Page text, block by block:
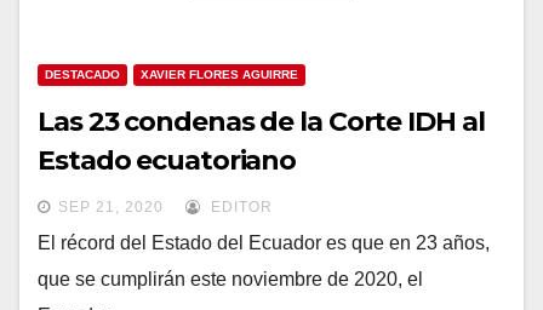
DESTACADO XAVIER FLORES AGUIRRE
Las 23 condenas de la Corte IDH al
Estado ecuatoriano
SEP 21, 2020 EDITOR
El récord del Estado del Ecuador es que en 23 años,
que se cumplirán este noviembre de 2020, el